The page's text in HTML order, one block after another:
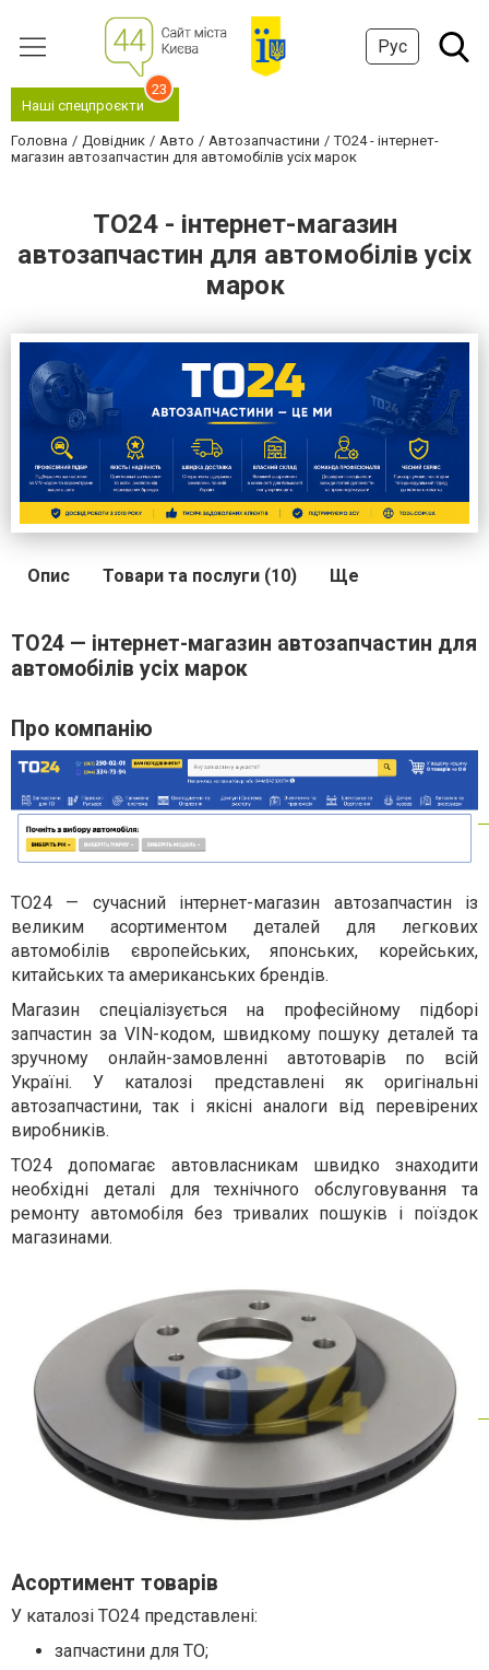
Рус
Наші спецпроєкти
23
Головна Довідник Авто Автозапчастини
TO24 - інтернет-
магазин автозапчастин для автомобілів усіх марок
TO24 - інтернет-магазин
автозапчастин для автомобілів усіх
марок
Опис Товари та послуги (10) Ще
ТО24 — інтернет-магазин автозапчастин для
автомобілів усіх марок
Про компанію
TO24 — сучасний інтернет-магазин автозапчастин із
великим асортиментом деталей для легкових
автомобілів європейських, японських, корейських,
китайських та американських брендів.
Магазин спеціалізується на професійному підборі
запчастин за VIN-кодом, швидкому пошуку деталей та
зручному онлайн-замовленні автотоварів по всій
Україні. У каталозі представлені як оригінальні
автозапчастини, так і якісні аналоги від перевірених
виробників.
TO24 допомагає автовласникам швидко знаходити
необхідні деталі для технічного обслуговування та
ремонту автомобіля без тривалих пошуків і поїздок
магазинами.
Асортимент товарів
У каталозі TO24 представлені:
запчастини для ТО;